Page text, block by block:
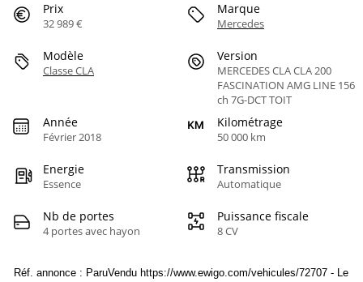
Prix
32 989 €
Marque
Mercedes
Modèle
Classe CLA
Version
MERCEDES CLA CLA 200
FASCINATION AMG LINE 156
ch 7G-DCT TOIT
Année
Février 2018
Kilométrage
50 000 km
Energie
Essence
Transmission
Automatique
Nb de portes
4 portes avec hayon
Puissance fiscale
8 CV
Réf. annonce : ParuVendu https://www.ewigo.com/vehicules/72707 - Le